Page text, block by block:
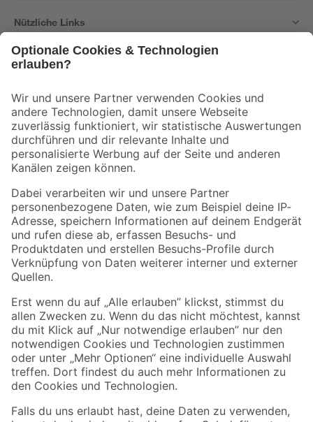
Nützliche Links
Der toom Newsletter: Keine Angebote und Aktionen mehr verpassen!
Zur Newsletter Anmeldung
Folge uns
Zahlungsarten Versandarten
Sicher einkaufen
Jetzt die toom-App herunterladen